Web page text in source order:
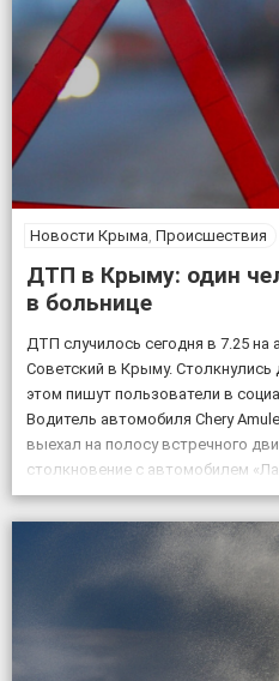
Новости Крыма, Происшествия
ДТП в Крыму: один
в больнице
ДТП случилось сегодня в 7.25
Советский в Крыму.
этом пишут пользователи в
Водитель автомобиля Chery
выехал на полосу встречного
столкновение с автомобилем
произошедшего ДТП пассажир
смертельно травмирован, […]